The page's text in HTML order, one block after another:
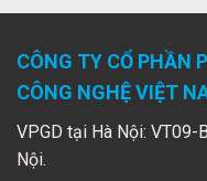
CÔNG TY CỔ PHẦN
CÔNG NGHỆ VIỆT
VPGD tại Hà Nội:
Nội.